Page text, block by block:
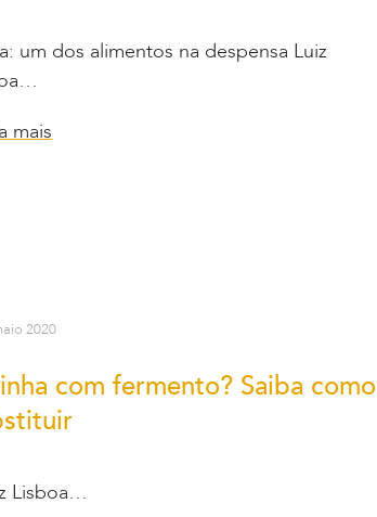
um dos alimentos na despensa Luiz
mais
2020
com fermento? Saiba como
Lisboa…